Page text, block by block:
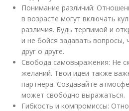
Понимание различий:
в возрасте могут включать
различия. Будь терпимой и
и не бойся задавать вопросы,
друг о друге.
Свобода самовыражения: Не
желаний. Твои идеи также
партнера. Создавайте
может свободно выражаться.
Гибкость и компромиссы: